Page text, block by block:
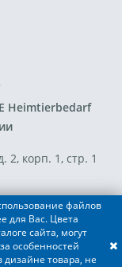
Heimtierbedarf
2, корп. 1, стр. 1
файлов
для Вас. Цвета
сайта, могут
особенностей
товара, не